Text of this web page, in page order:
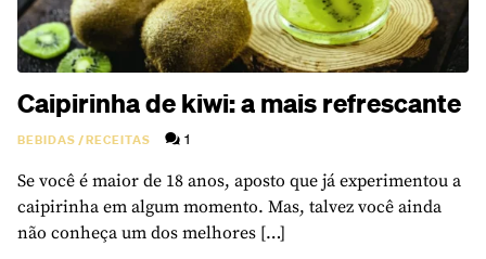
Caipirinha de kiwi: a mais refrescante
BEBIDAS/RECEITAS 1
Se você é maior de 18 anos, aposto que já experimentou a
caipirinha em algum momento. Mas, talvez você ainda
não conheça um dos melhores […]